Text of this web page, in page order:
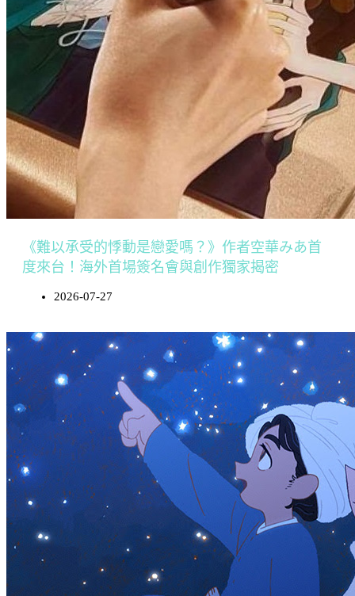
《難以承受的悸動是戀愛嗎？》作者空華みあ首
度來台！海外首場簽名會與創作獨家揭密
2026-07-27